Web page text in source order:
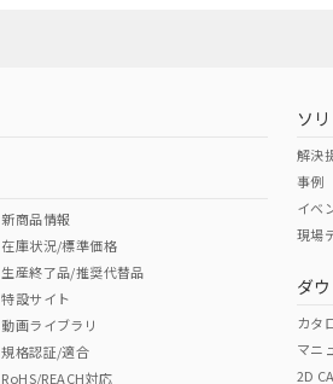
新商品情報
在庫状況/標準価格
生産終了品/推奨代替品
特設サイト
動画ライブラリ
規格認証/適合
RoHS/REACH対応
ソ
解決
事例
イベ
現場
ダ
カタ
マニ
2D